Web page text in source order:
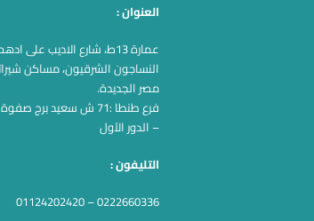
العنوان :
عمارة 13ط، شارع الاديب على
النساجون الشرقيون، مساكن
مصر الجديدة.
فرع طنطا :71 ش سعيد برج
– الدور الآول
التليفون :
0222660336 – 01124202420